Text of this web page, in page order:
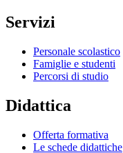
Servizi
Personale scolastico
Famiglie e studenti
Percorsi di studio
Didattica
Offerta formativa
Le schede didattiche